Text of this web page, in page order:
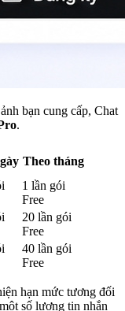
bạn cung cấp, Chat
.
Theo tháng
1 lần gói
Free
20 lần gói
Free
40 lần gói
Free
hạn mức tương đối
số lượng tin nhắn